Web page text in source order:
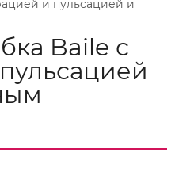
и пульсацией и
Baile с